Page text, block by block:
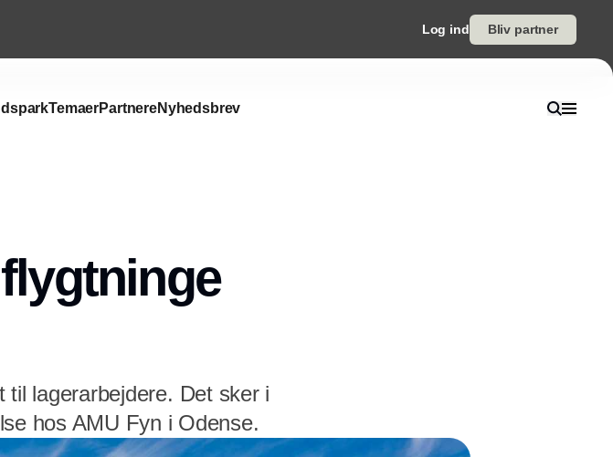
Log ind Bliv partner
TemaerPartnereNyhedsbrev
til lagerarbejdere. Det sker i
hos AMU Fyn i Odense.